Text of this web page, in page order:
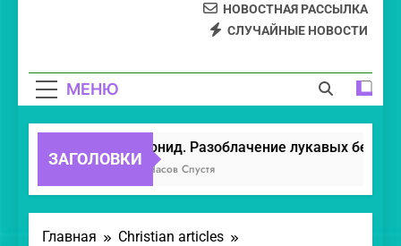
НОВОСТНАЯ РАССЫЛКА
СЛУЧАЙНЫЕ НОВОСТИ
МЕНЮ
ЗАГОЛОВКИ
Леонид. Разоблачение лукавых бесов.
20 Часов Спустя
Главная
Christian articles